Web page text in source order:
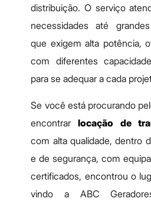
distribuição. O serviço
necessidades até
que exigem alta potência,
com diferentes
para se adequar a cada
Se você está procurando
encontrarlocação de
com alta qualidade, dentro
e de segurança, com
certificados, encontrou o
vindo a ABC